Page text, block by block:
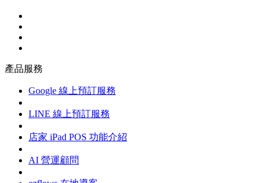
產品服務
Google 線上預訂服務
LINE 線上預訂服務
店家 iPad POS 功能介紹
AI 營運顧問